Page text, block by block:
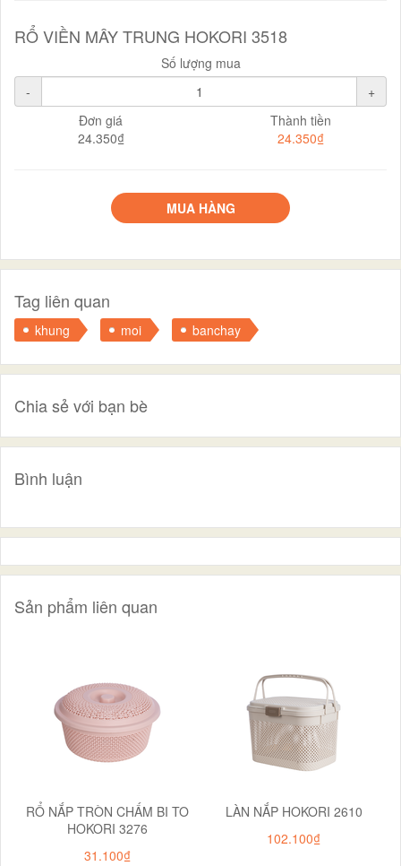
RỔ VIỀN MÂY TRUNG HOKORI 3518
Số lượng mua
-
+
Đơn giá
24.350₫
Thành tiền
24.350₫
MUA HÀNG
Tag liên quan
khung moi banchay
Chia sẻ với bạn bè
Bình luận
Sản phẩm liên quan
RỔ NẮP TRÒN CHẤM BI TO
HOKORI 3276
31.100₫
LÀN NẮP HOKORI 2610
102.100₫